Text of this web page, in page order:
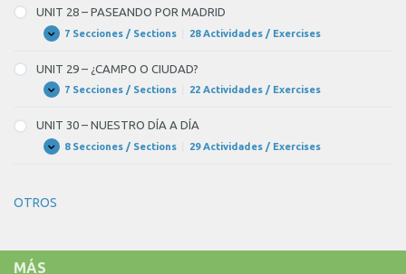
RECUERDOS
–
EL
ASPECTO
DE
GENTE
UNIT 28 – PASEANDO POR MADRID
Expandir
UNIT
–
PASEANDO
POR
MADRID
7 Secciones / Sections 28 Actividades / Exercises
UNIT 29 – ¿CAMPO O CIUDAD?
Expandir
UNIT
–
¿CAMPO
O
CIUDAD?
7 Secciones / Sections 22 Actividades / Exercises
UNIT 30 – NUESTRO DÍA A DÍA
Expandir
UNIT
DÍA
8 Secciones / Sections 29 Actividades / Exercises
OTROS
MÁS